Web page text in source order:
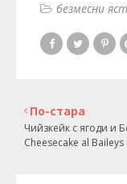
безмесни
По-стара
Чийзкейк с ягоди и
Cheesecake al